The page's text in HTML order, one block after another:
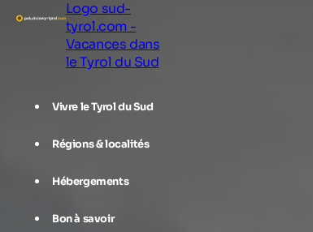
Logo sud-
tyrol.com -
Vacances dans
le Tyrol du Sud
Vivre le Tyrol du Sud
Régions & localités
Hébergements
Bon à savoir